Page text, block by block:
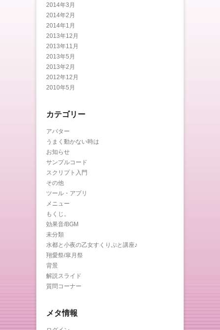
2014年3月
2014年2月
2014年1月
2013年12月
2013年11月
2013年5月
2013年2月
2012年12月
2010年5月
カテゴリー
アバター
うまく動かない時は
お知らせ
サンプルコード
スクリプト入門
その他
ツール・アプリ
メニュー
もくじ。
効果音/BGM
未分類
水都と小夜の乙女すくりぷと講座♪
翔愛祭/皐月祭
背景
解説スライド
質問コーナー
メタ情報